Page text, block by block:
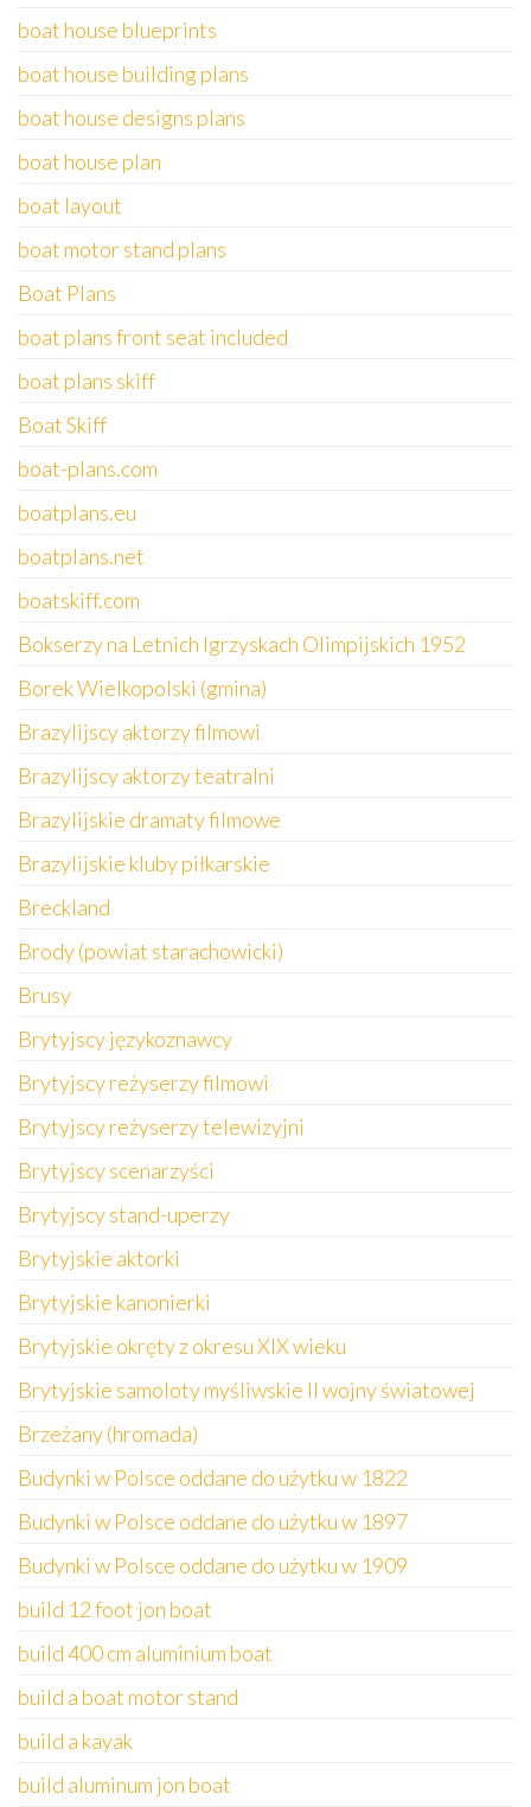
boat house blueprints
boat house building plans
boat house designs plans
boat house plan
boat layout
boat motor stand plans
Boat Plans
boat plans front seat included
boat plans skiff
Boat Skiff
boat-plans.com
boatplans.eu
boatplans.net
boatskiff.com
Bokserzy na Letnich Igrzyskach Olimpijskich 1952
Borek Wielkopolski (gmina)
Brazylijscy aktorzy filmowi
Brazylijscy aktorzy teatralni
Brazylijskie dramaty filmowe
Brazylijskie kluby piłkarskie
Breckland
Brody (powiat starachowicki)
Brusy
Brytyjscy językoznawcy
Brytyjscy reżyserzy filmowi
Brytyjscy reżyserzy telewizyjni
Brytyjscy scenarzyści
Brytyjscy stand-uperzy
Brytyjskie aktorki
Brytyjskie kanonierki
Brytyjskie okręty z okresu XIX wieku
Brytyjskie samoloty myśliwskie II wojny światowej
Brzeżany (hromada)
Budynki w Polsce oddane do użytku w 1822
Budynki w Polsce oddane do użytku w 1897
Budynki w Polsce oddane do użytku w 1909
build 12 foot jon boat
build 400 cm aluminium boat
build a boat motor stand
build a kayak
build aluminum jon boat